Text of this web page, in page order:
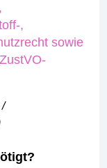
,
sowie
/